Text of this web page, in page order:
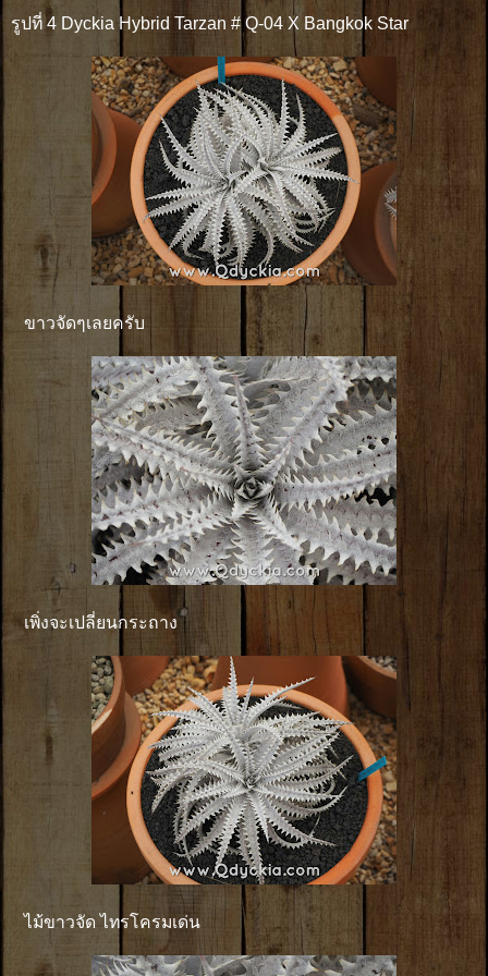
รูปที่ 4 Dyckia Hybrid Tarzan # Q-04 X Bangkok Star
ขาวจัดๆเลยครับ
เพิ่งจะเปลี่ยนกระถาง
ไม้ขาวจัด ไทรโครมเด่น